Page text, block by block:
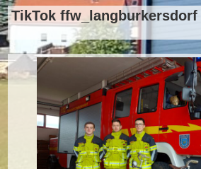
TikTok ffw_langburkersdorf